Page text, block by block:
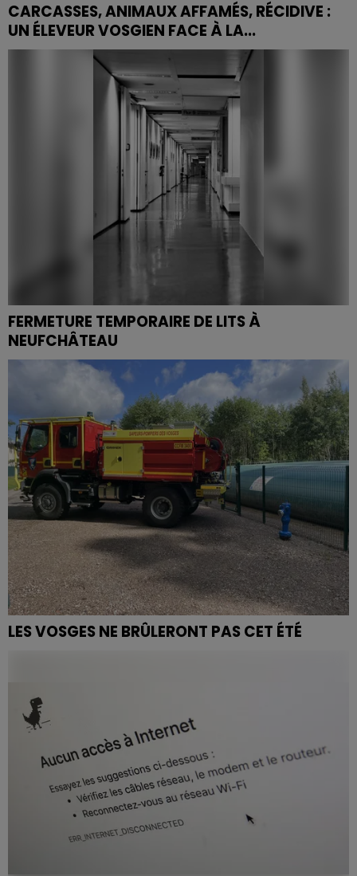
CARCASSES, ANIMAUX AFFAMÉS, RÉCIDIVE :
UN ÉLEVEUR VOSGIEN FACE À LA...
À Méménil, dans les Vosges, un agriculteur
comparaîtra le 11 juin 2026 devant le tribunal
correctionnel d'Épinal pour deux affaires distinctes
FERMETURE TEMPORAIRE DE LITS À
NEUFCHÂTEAU
Le CHOV évoque un manque de médecins, la CGT
alerte sur une « santé au rabais ».
LES VOSGES NE BRÛLERONT PAS CET ÉTÉ